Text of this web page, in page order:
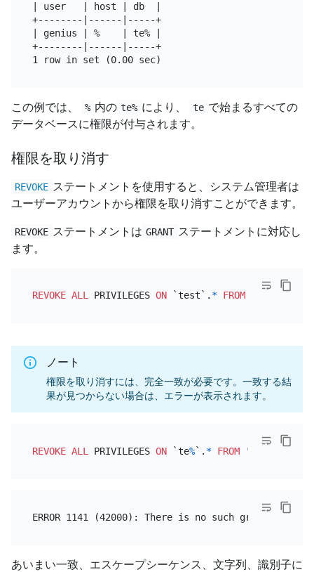
| user   | host | db  |
+--------|------|-----+
| genius | %    | te% |
+--------|------|-----+
この例では、 % 内の te% により、 te で始まるすべての
データベースに権限が付与されます。
権限を取り消す
REVOKE ステートメントを使用すると、システム管理者は
ユーザーアカウントから権限を取り消すことができます。
REVOKE ステートメントは GRANT ステートメントに対応し
ます。
REVOKE ALL PRIVILEGES ON `test`. * FROM 'genius'
ノート
権限を取り消すには、完全一致が必要です。一致する結
果が見つからない場合は、エラーが表示されます。
REVOKE ALL PRIVILEGES ON `te%`. * FROM 'genius'
あいまい一致、エスケープシーケンス、文字列、識別子に